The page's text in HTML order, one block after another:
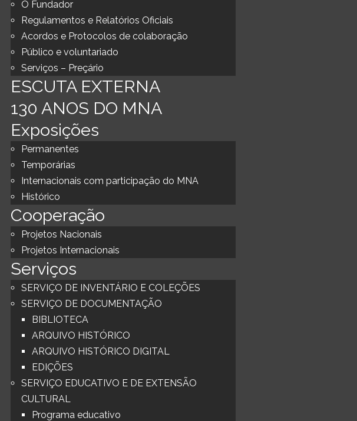
O Fundador
Regulamentos e Relatórios Oficiais
Acordos e Protocolos de colaboração
Público e voluntariado
Serviços – Preçário
ESCUTA EXTERNA
130 ANOS DO MNA
Exposições
Permanentes
Temporárias
Internacionais com participação do MNA
Histórico
Cooperação
Projetos Nacionais
Projetos Internacionais
Serviços
SERVIÇO DE INVENTÁRIO E COLEÇÕES
SERVIÇO DE DOCUMENTAÇÃO
BIBLIOTECA
ARQUIVO HISTÓRICO
ARQUIVO HISTÓRICO DIGITAL
EDIÇÕES
SERVIÇO EDUCATIVO E DE EXTENSÃO
CULTURAL
Programa educativo